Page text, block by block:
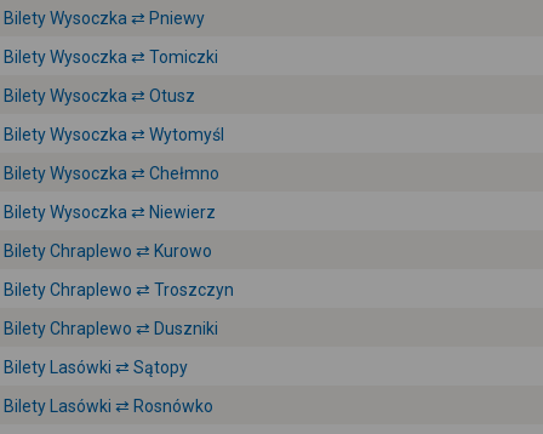
Bilety Wysoczka ⇄ Pniewy
Bilety Wysoczka ⇄ Tomiczki
Bilety Wysoczka ⇄ Otusz
Bilety Wysoczka ⇄ Wytomyśl
Bilety Wysoczka ⇄ Chełmno
Bilety Wysoczka ⇄ Niewierz
Bilety Chraplewo ⇄ Kurowo
Bilety Chraplewo ⇄ Troszczyn
Bilety Chraplewo ⇄ Duszniki
Bilety Lasówki ⇄ Sątopy
Bilety Lasówki ⇄ Rosnówko